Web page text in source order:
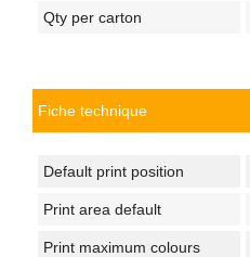
Qty per carton
Fiche technique
Default print position
Print area default
Print maximum colours